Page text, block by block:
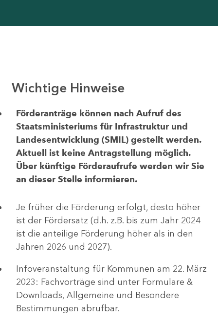
Wichtige Hinweise
Förderanträge können nach Aufruf des
Staatsministeriums für Infrastruktur und
Landesentwicklung (SMIL) gestellt werden.
Aktuell ist keine Antragstellung möglich.
Über künftige Förderaufrufe werden wir Sie
an dieser Stelle informieren.
Je früher die Förderung erfolgt, desto höher
ist der Fördersatz (d.h. z.B. bis zum Jahr 2024
ist die anteilige Förderung höher als in den
Jahren 2026 und 2027).
Infoveranstaltung für Kommunen am 22. März
2023: Fachvorträge sind unter Formulare &
Downloads, Allgemeine und Besondere
Bestimmungen abrufbar.